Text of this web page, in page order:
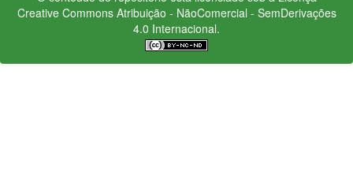
Creative CommonsAtribuição - NãoComercial - SemDerivações
4.0 Internacional.